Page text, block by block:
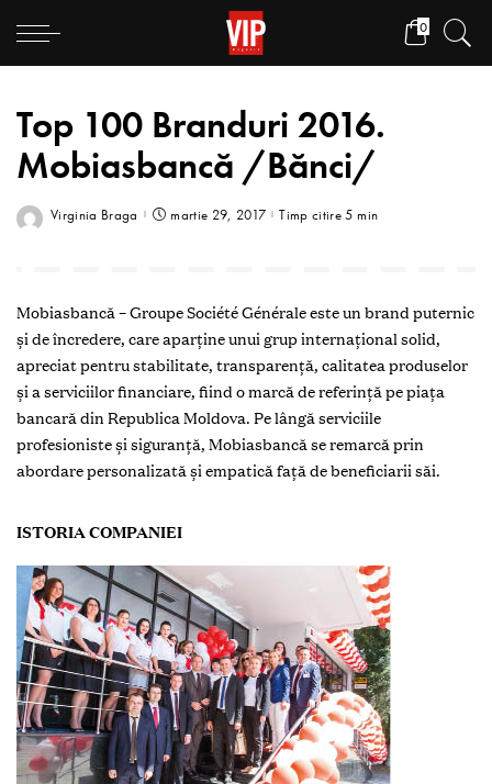
0
Top 100 Branduri 2016.
Mobiasbancă /Bănci/
Virginia Braga martie 29, 2017 Timp citire 5 min
Mobiasbancă – Groupe ­Société Générale este un brand puternic
şi de încredere, care aparţine unui grup internaţional solid,
apreciat pentru stabilitate, transparenţă, calitatea produselor
şi a serviciilor financiare, fiind o marcă de referinţă pe piaţa
bancară din Republica Moldova. Pe lângă serviciile
profesioniste și siguranță, Mobiasbancă se remarcă prin
abordare personalizată și empatică față de beneficiarii săi.
ISTORIA COMPANIEI